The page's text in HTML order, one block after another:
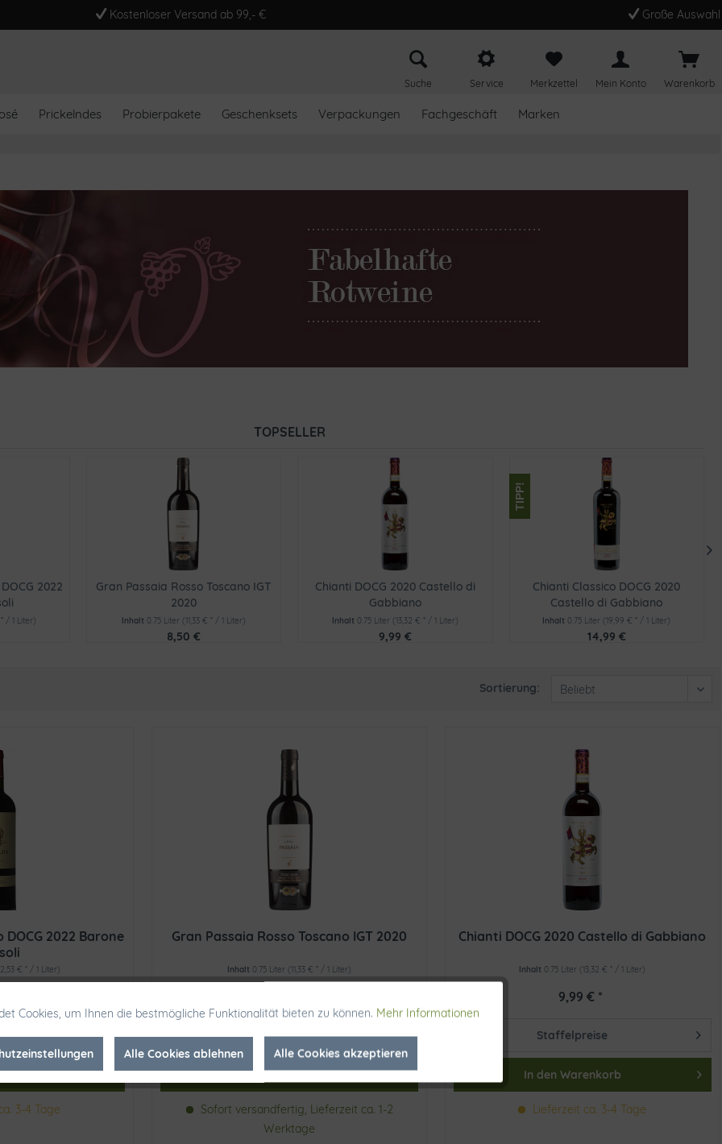
Kostenloser Versand ab 99,- € Große Auswahl
Suche Service Merkzettel Mein Konto Warenkorb
Prickelndes Probierpakete Geschenksets Verpackungen Fachgeschäft Marken
TOPSELLER
2022
/ 1 Liter)
Gran Passaia Rosso Toscano IGT
2020
Inhalt 0.75 Liter (11,33 € * / 1 Liter)
8,50 €
Chianti DOCG 2020 Castello di
Gabbiano
Inhalt 0.75 Liter (13,32 € * / 1 Liter)
9,99 €
TIPP!
Chianti Classico DOCG 2020
Castello di Gabbiano
Inhalt 0.75 Liter (19,99 € * / 1 Liter)
14,99 €
Sortierung:
2022 Barone
€ * / 1 Liter)
3-4 Tage
Gran Passaia Rosso Toscano IGT 2020
Inhalt 0.75 Liter (11,33 € * / 1 Liter)
Staffelpreise
In den Warenkorb
Sofort versandfertig, Lieferzeit ca. 1-2
Werktage
Chianti DOCG 2020 Castello di Gabbiano
Inhalt 0.75 Liter (13,32 € * / 1 Liter)
9,99 € *
Staffelpreise
In den Warenkorb
Lieferzeit ca. 3-4 Tage
Aktiv
Inaktiv
Cookies, um Ihnen die bestmögliche Funktionalität bieten zu können. Mehr Informationen
Alle Cookies ablehnen Alle Cookies akzeptieren